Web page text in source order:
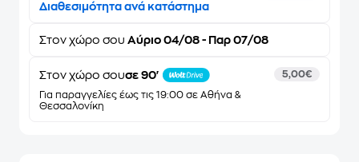
Διαθεσιμότητα ανά κατάστημα
Στον χώρο σου Αύριο 04/08 - Παρ 07/08
Στον χώρο σουσε 90'
Για παραγγελίες έως τις 19:00 σε Αθήνα &
Θεσσαλονίκη
5,00€